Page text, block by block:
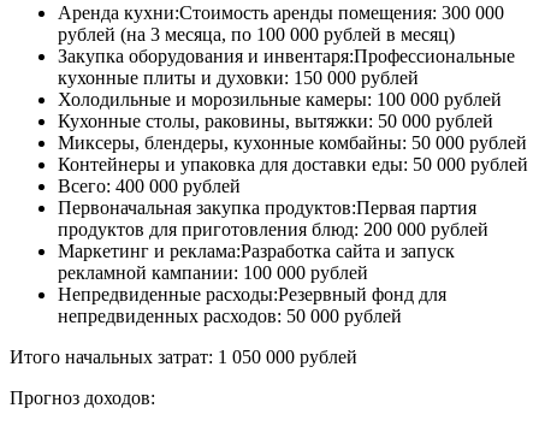
Аренда кухни:Стоимость аренды помещения: 300 000
рублей (на 3 месяца, по 100 000 рублей в месяц)
Закупка оборудования и инвентаря:Профессиональные
кухонные плиты и духовки: 150 000 рублей
Холодильные и морозильные камеры: 100 000 рублей
Кухонные столы, раковины, вытяжки: 50 000 рублей
Миксеры, блендеры, кухонные комбайны: 50 000 рублей
Контейнеры и упаковка для доставки еды: 50 000 рублей
Всего: 400 000 рублей
Первоначальная закупка продуктов:Первая партия
продуктов для приготовления блюд: 200 000 рублей
Маркетинг и реклама:Разработка сайта и запуск
рекламной кампании: 100 000 рублей
Непредвиденные расходы:Резервный фонд для
непредвиденных расходов: 50 000 рублей
Итого начальных затрат: 1 050 000 рублей
Прогноз доходов: